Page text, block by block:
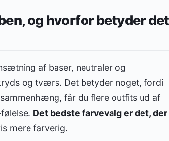
og hvorfor betyder det
af baser, neutraler og
og tværs. Det betyder noget, fordi
får du flere outfits ud af
Det bedste farvevalg er det, der
mere farverig.